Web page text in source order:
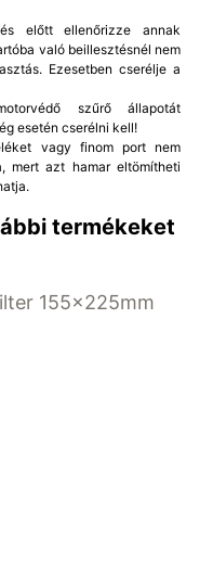
előtt ellenőrizze annak
való beillesztésnél nem
Ezesetben cserélje a
szűrő állapotát
esetén cserélni kell!
vagy finom port nem
mert azt hamar eltömítheti
termékeket
155x225mm